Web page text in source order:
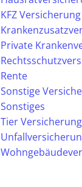
KFZ Versicherung
Private
Rente
Sonstige
Sonstiges
Tier Versicherung